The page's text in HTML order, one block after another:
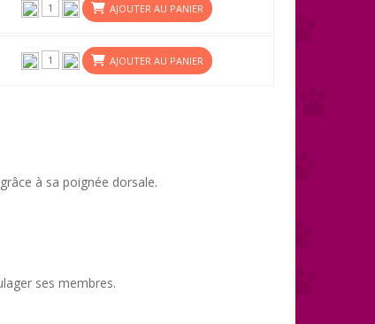
AJOUTER AU PANIER
AJOUTER AU PANIER
à sa poignée dorsale.
ses membres.